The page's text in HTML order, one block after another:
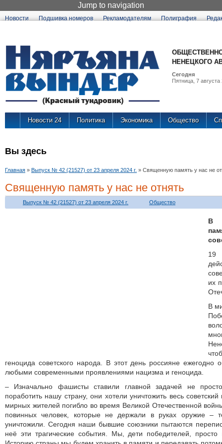
Jump to navigation
Новости Подшивка номеров Рекламодателям Полиграфия
НЕНЕЦКОГО
Сегодня
Пятница, 7 августа
Новости 24 Политика Экономика Общество
Вы здесь
Главная » Выпуск № 42 (21527) от 23 апреля 2024 г. » Священную память у нас не
Священную память у нас не отнять
Выпуск № 42 (21527) от 23 апреля 2024 г. Общество
В
19
их
В
геноцида советского народа. В этот день россияне
любыми современными проявлениями нацизма и геноцида.
– Изначально фашисты ставили главной задачей не
поработить нашу страну, они хотели уничтожить весь
мирных жителей погибло во время Великой Отечественной
повинных человек, которые не держали в руках оружие
уничтожили. Сегодня наши бывшие союзники пытаются
неё эти трагические события. Мы, дети победителей,